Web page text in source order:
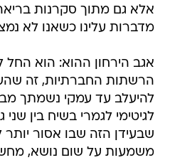
אלא גם מתוך סקרנות
מדברות עלינו כשאנו לא
אגב הירחון ההוא: הוא החל
הרשתות החברתיות, זה
להיעלב עד עמקי נשמתך
לגיטימי לגמרי בשיח בין
שבעידן הזה שבו אסור
משמעות על שום נושא,